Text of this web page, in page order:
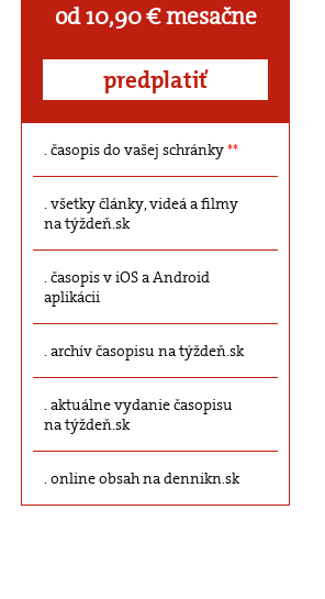
od 10,90 € mesačne
predplatiť
časopis do vašej schránky**
všetky články, videá a filmy
na týždeň.sk
časopis v iOS a Android
aplikácii
archív časopisu na týždeň.sk
aktuálne vydanie časopisu
na týždeň.sk
online obsah na dennikn.sk